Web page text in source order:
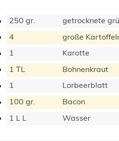
250 gr. getrocknete
4 große
1 Karotte
1 TL Bohnenkraut
1 Lorbeerblatt
100 gr. Bacon
1 L L Wasser